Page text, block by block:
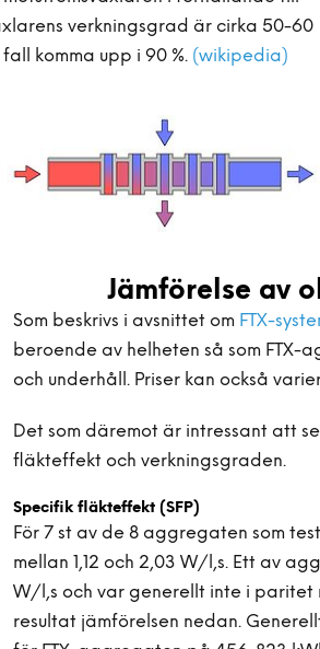
verkningsgrad är cirka 50-60
komma upp i 90 %. (wikipedia)
Jämförelse av
Som beskrivs i avsnittet om FTX-
beroende av helheten så som FTX-
och underhåll. Priser kan också
Det som däremot är intressant att
fläkteffekt och verkningsgraden.
Specifik fläkteffekt (SFP)
För 7 st av de 8 aggregaten som
mellan 1,12 och 2,03 W/l,s. Ett av
W/l,s och var generellt inte i
resultat jämförelsen nedan.